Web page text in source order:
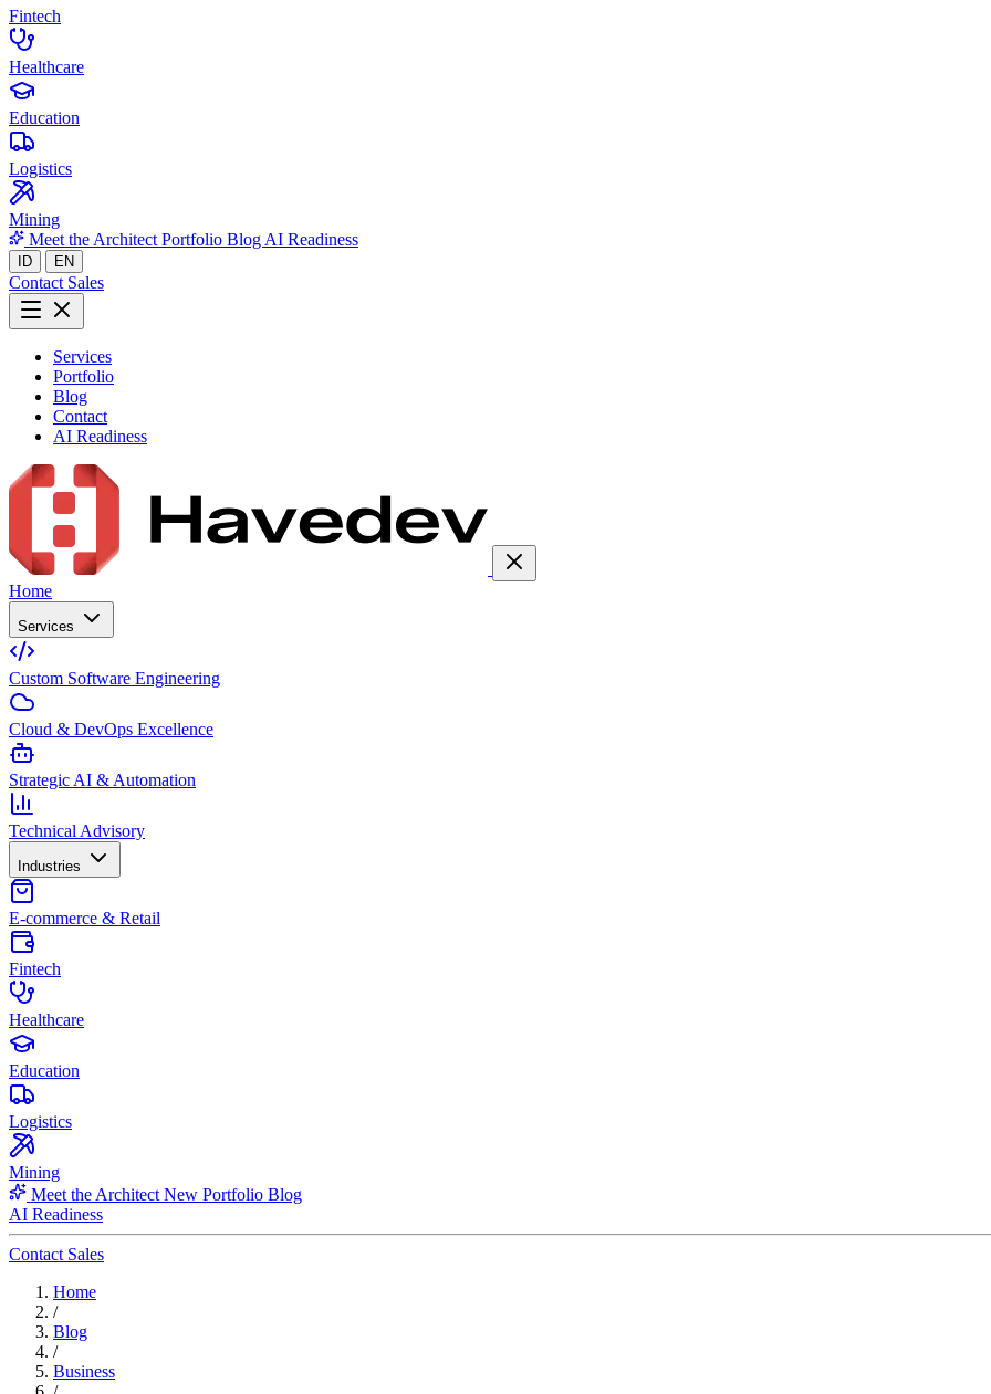
Fintech
Healthcare
Education
Logistics
Mining
Meet the Architect Portfolio Blog AI Readiness
ID EN
Contact Sales
Services
Portfolio
Blog
Contact
AI Readiness
Home
Services
Custom Software Engineering
Cloud & DevOps Excellence
Strategic AI & Automation
Technical Advisory
Industries
E-commerce & Retail
Fintech
Healthcare
Education
Logistics
Mining
Meet the Architect New Portfolio Blog
AI Readiness
Contact Sales
Home
/
Blog
/
Business